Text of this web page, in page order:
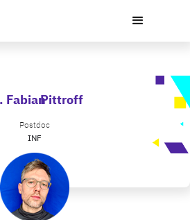
FabianPittroff
Postdoc
INF